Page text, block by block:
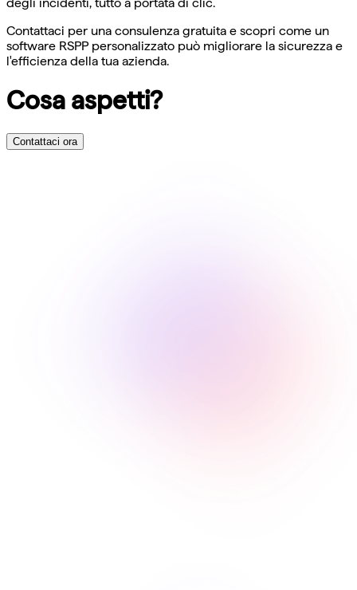
Contattaci per una consulenza gratuita e scopri come un
software RSPP personalizzato può migliorare la sicurezza e
l'efficienza della tua azienda.
Cosa aspetti?
Contattaci ora